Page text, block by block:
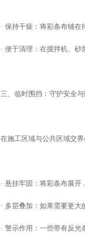
· 保持干燥：将彩条布铺在
· 便于清理：在搅拌机、
三、临时围挡：守护安全
在施工区域与公共区域交
· 悬挂牢固：将彩条布展开
· 多层叠加：如果需要更大
· 警示作用：一些带有反光